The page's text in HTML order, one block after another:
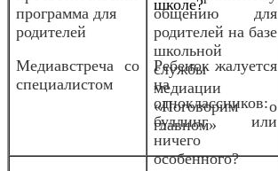
школе?
Медиавстреча со
специалистом
Ребенок жалуется
на
одноклассников:
буллинг или
ничего
особенного?
программа для
родителей
общению для
родителей на базе
школьной
службы
медиации
«Поговорим о
главном»